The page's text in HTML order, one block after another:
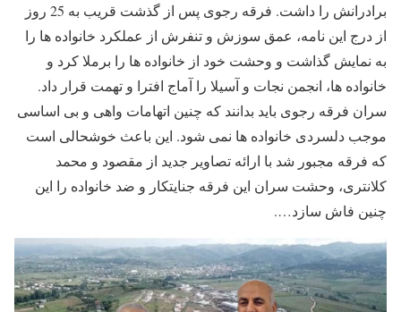
برادرانش را داشت. فرقه رجوی پس از گذشت قریب به 25 روز
از درج این نامه، عمق سوزش و تنفرش از عملکرد خانواده ها را
به نمایش گذاشت و وحشت خود از خانواده ها را برملا کرد و
خانواده ها، انجمن نجات و آسیلا را آماج افترا و تهمت قرار داد.
سران فرقه رجوی باید بدانند که چنین اتهامات واهی و بی اساسی
موجب دلسردی خانواده ها نمی شود. این باعث خوشحالی است
که فرقه مجبور شد با ارائه تصاویر جدید از مقصود و محمد
کلانتری، وحشت سران این فرقه جنایتکار و ضد خانواده را این
چنین فاش سازد….